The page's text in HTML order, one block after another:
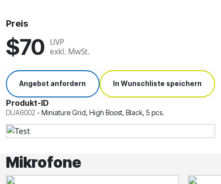
Preis
$70 UVP
exkl. MwSt.
Angebot anfordern In Wunschliste speichern
Produkt-ID
DUA6002 - Miniature Grid, High Boost, Black, 5 pcs.
Mikrofone